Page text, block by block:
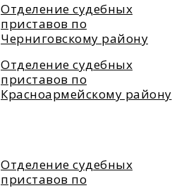
Отделение судебных
приставов по
Черниговскому району
Отделение судебных
приставов по
Красноармейскому району
Отделение судебных
приставов по